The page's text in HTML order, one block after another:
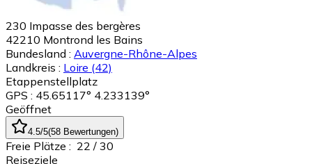
230 Impasse des bergères
42210 Montrond les Bains
Bundesland : Auvergne-Rhône-Alpes
Landkreis : Loire (42)
Etappenstellplatz
GPS : 45.65117° 4.233139°
Geöffnet
4.5/5(58 Bewertungen)
Freie Plätze : 22 / 30
Reiseziele